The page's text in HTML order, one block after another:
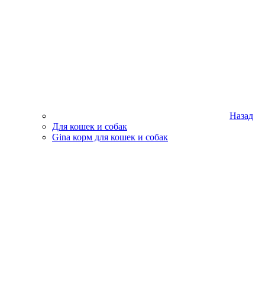
Назад
Для кошек и собак
Gina корм для кошек и собак